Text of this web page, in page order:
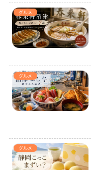
グルメ
グルメ
グルメ